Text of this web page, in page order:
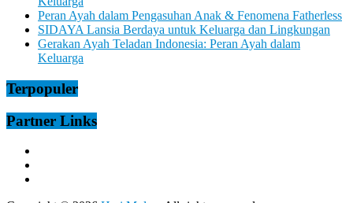
Peran Ayah dalam Pengasuhan Anak & Fenomena Fatherless
SIDAYA Lansia Berdaya untuk Keluarga dan Lingkungan
Gerakan Ayah Teladan Indonesia: Peran Ayah dalam
Keluarga
Terpopuler
Partner Links